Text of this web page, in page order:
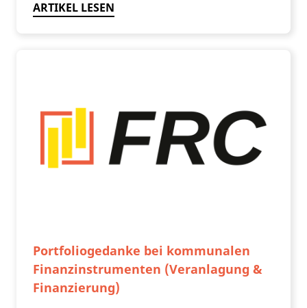
ARTIKEL LESEN
Portfoliogedanke bei kommunalen
Finanzinstrumenten (Veranlagung &
Finanzierung)